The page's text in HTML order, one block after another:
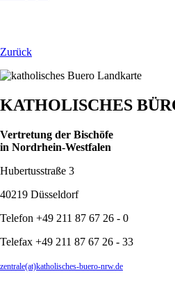
Zurück
KATHOLISCHES
Vertretung der Bischöfe
in Nordrhein-Westfalen
Hubertusstraße 3
40219 Düsseldorf
Telefon +49 211 87 67 26 - 0
Telefax +49 211 87 67 26 - 33
zentrale(at)katholisches-buero-nrw.de